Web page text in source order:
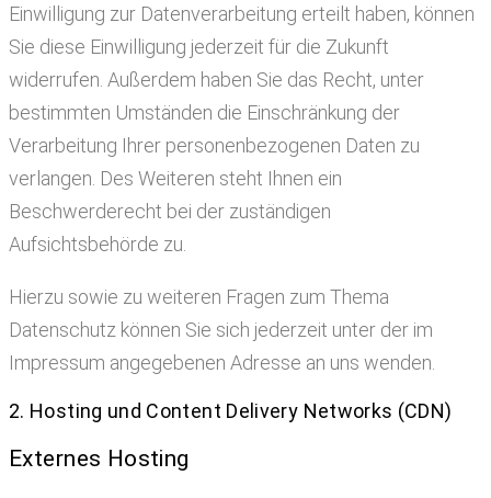
Einwilligung zur Datenverarbeitung erteilt haben, können
Sie diese Einwilligung jederzeit für die Zukunft
widerrufen. Außerdem haben Sie das Recht, unter
bestimmten Umständen die Einschränkung der
Verarbeitung Ihrer personenbezogenen Daten zu
verlangen. Des Weiteren steht Ihnen ein
Beschwerderecht bei der zuständigen
Aufsichtsbehörde zu.
Hierzu sowie zu weiteren Fragen zum Thema
Datenschutz können Sie sich jederzeit unter der im
Impressum angegebenen Adresse an uns wenden.
2. Hosting und Content Delivery Networks (CDN)
Externes Hosting